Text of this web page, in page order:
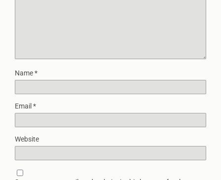
Name*
Email *
Website